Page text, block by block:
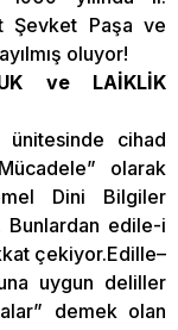
Şevket Paşa ve
oluyor!
ve LAİKLİK
ünitesinde cihad
olarak
Dini Bilgiler
Bunlardan edile-i
çekiyor.Edille–
uygun deliller
demek olan